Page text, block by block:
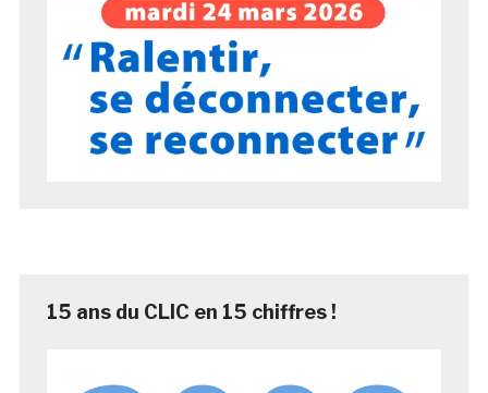
15 ans du CLIC en 15 chiffres !